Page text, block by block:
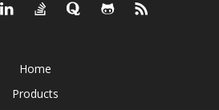
Home
Products